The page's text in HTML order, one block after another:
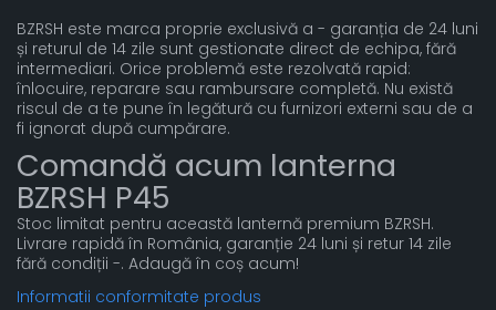
BZRSH este marca proprie exclusivă a - garanția de 24 luni
și returul de 14 zile sunt gestionate direct de echipa, fără
intermediari. Orice problemă este rezolvată rapid:
înlocuire, reparare sau rambursare completă. Nu există
riscul de a te pune în legătură cu furnizori externi sau de a
fi ignorat după cumpărare.
Comandă acum lanterna
BZRSH P45
Stoc limitat pentru această lanternă premium BZRSH.
Livrare rapidă în România, garanție 24 luni și retur 14 zile
fără condiții -. Adaugă în coș acum!
Informatii conformitate produs